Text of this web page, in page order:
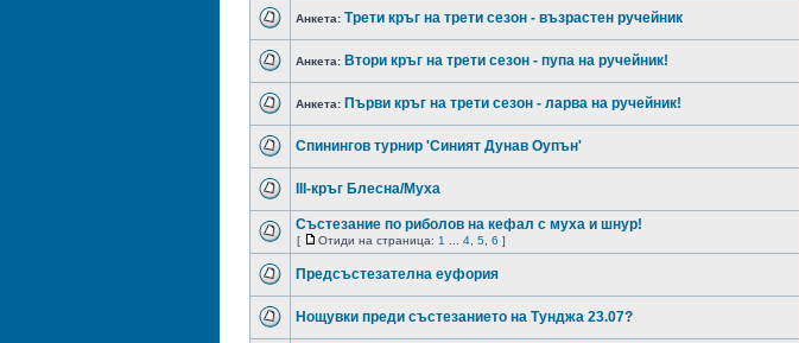
Анкета: Трети кръг на трети сезон - възрастен ручейник
Анкета: Втори кръг на трети сезон - пупа на ручейник!
Анкета: Първи кръг на трети сезон - ларва на ручейник!
Спинингов турнир 'Синият Дунав Оупън'
III-кръг Блесна/Муха
Състезание по риболов на кефал с муха и шнур!
[ Отиди на страница: 1 4, 5, 6 ]
Предсъстезателна еуфория
Нощувки преди състезанието на Тунджа 23.07?